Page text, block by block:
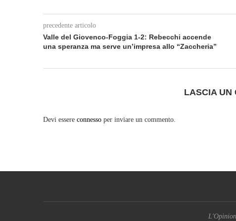
precedente articolo
Valle del Giovenco-Foggia 1-2: Rebecchi accende
una speranza ma serve un’impresa allo “Zaccheria”
LASCIA UN
Devi essere connesso per inviare un commento.